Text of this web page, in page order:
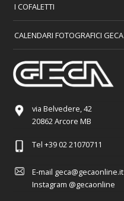
I COFALETTI
CALENDARI FOTOGRAFICI GECA
via Belvedere, 42
20862 Arcore MB
Tel +39 02 21070711
E-mail geca@gecaonline.it
Instagram @gecaonline